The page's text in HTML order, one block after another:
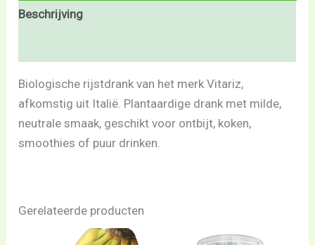
Beschrijving
Biologische rijstdrank van het merk Vitariz,
afkomstig uit Italië. Plantaardige drank met milde,
neutrale smaak, geschikt voor ontbijt, koken,
smoothies of puur drinken.
Gerelateerde producten